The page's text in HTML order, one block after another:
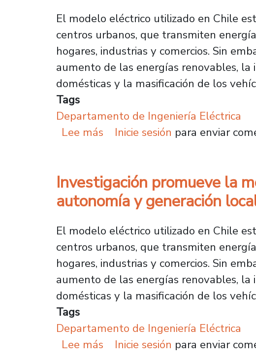
El modelo eléctrico utilizado en Chile
centros urbanos, que transmiten
hogares, industrias y comercios. Sin
aumento de las energías renovables, la
domésticas y la masificación de los
Tags
Departamento de Ingeniería Eléctrica
Lee más sobre Investigación
Inicie sesión para enviar
Investigación promueve la
autonomía y generación
El modelo eléctrico utilizado en Chile
centros urbanos, que transmiten
hogares, industrias y comercios. Sin
aumento de las energías renovables, la
domésticas y la masificación de los
Tags
Departamento de Ingeniería Eléctrica
Lee más sobre Investigación
Inicie sesión para enviar